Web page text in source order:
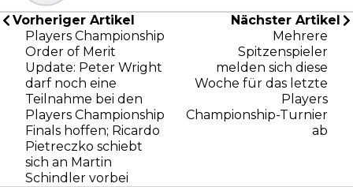
Vorheriger Artikel
Players Championship
Order of Merit
Update: Peter Wright
darf noch eine
Teilnahme bei den
Players Championship
Finals hoffen; Ricardo
Pietreczko schiebt
sich an Martin
Schindler vorbei
Nächster Artikel
Mehrere
Spitzenspieler
melden sich diese
Woche für das letzte
Players
Championship-Turnier
ab